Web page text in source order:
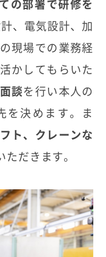
の部署で研修を
、電気設計、加
現場での業務経
かしてもらいた
談 を行い本人の
を決めます。ま
ト、クレーンな
ただきます。